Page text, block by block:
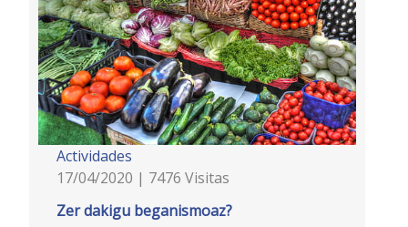
Actividades
17/04/2020 | 7476 Visitas
Zer dakigu beganismoaz?